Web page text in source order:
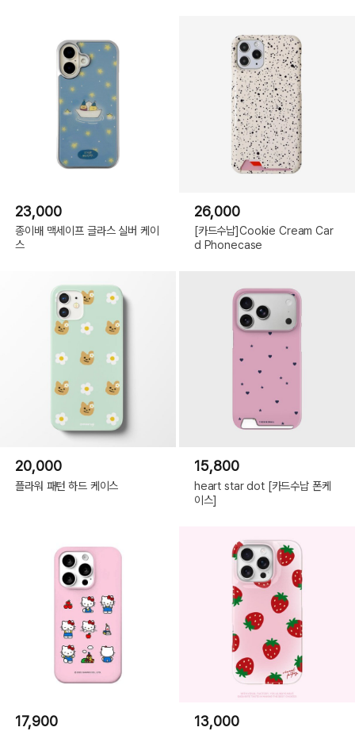
23,000
종이배 맥세이프 글라스 실버 케이
스
26,000
[카드수납]Cookie Cream Car
d Phonecase
20,000
플라워 패턴 하드 케이스
15,800
heart star dot [카드수납 폰케
이스]
17,900 13,000